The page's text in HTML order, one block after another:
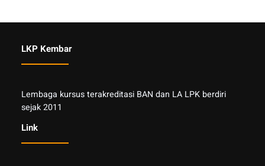
LKP Kembar
Lembaga kursus terakreditasi BAN dan LA LPK berdiri
sejak 2011
Link